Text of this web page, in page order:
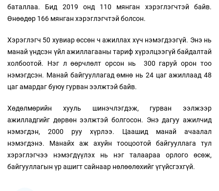
баталлаа. Бид 2019 онд 110 мянган хэрэглэгчтэй байв.
Өнөөдөр 166 мянган хэрэглэгчтэй болсон.
Хэрэглэгч 50 хувиар өссөн ч ажиллах хүч нэмэгдээгүй. Энэ нь
манай үндсэн үйл ажиллагааны тариф хүрэлцээгүй байдалтай
холбоотой. Нэг л өөрчлөлт орсон нь 300 гаруй орон тоо
нэмэгдсэн. Манай байгууллагад өмнө нь 24 цаг ажиллаад 48
цаг амардаг буюу гурван ээлжтэй байв.
Хөдөлмөрийн хууль шинэчлэгдэж, гурван ээлжээр
ажилладгийг дөрвөн ээлжтэй болгосон. Энэ дагуу ажилчид
нэмэгдэн, 2000 руу хүрлээ. Цаашид манай ачаалал
нэмэгдэнэ. Манайх аж ахуйн тооцоотой байгууллага тул
хэрэглэгчээ нэмэгдүүлэх нь нэг талаараа орлого өсөж,
байгууллагын үр ашигт сайнаар нөлөөлөхийг үгүйсгэхгүй.